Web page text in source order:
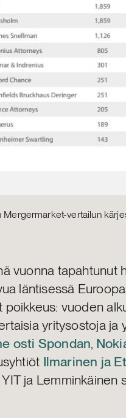
vertailun
vuonna tapahtunut
läntisessä
vuoden
yritysostoja ja
osti Spondan,
Ilmarinen ja
ja Lemminkäinen